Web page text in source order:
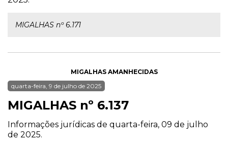
MIGALHAS nº 6.171
MIGALHAS AMANHECIDAS
quarta-feira, 9 de julho de 2025
MIGALHAS nº 6.137
Informações jurídicas de quarta-feira, 09 de julho
de 2025.